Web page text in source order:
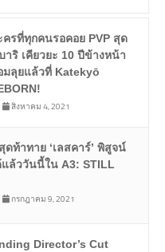
รที่ทุกคนรอคอย PVP สุด
าริ เคียวยะ 10 ปีข้างหน้า
มลุยแล้วที่ Katekyō
สิงหาคม 4, 2021
ท้าทาย ‘เลสคาร์’ พิสูจน์
ล้ววันนี้ใน A3: STILL
กรกฎาคม 9, 2021
Director’s Cut